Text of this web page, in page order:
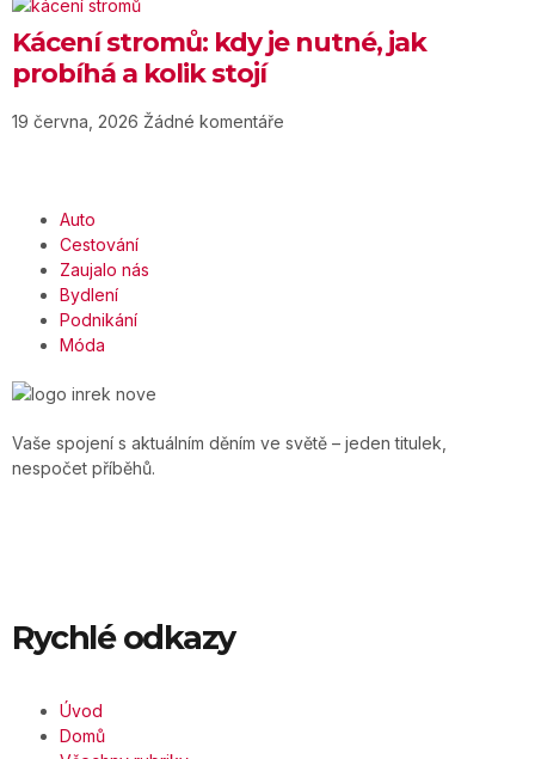
Kácení stromů: kdy je nutné, jak
probíhá a kolik stojí
19 června, 2026 Žádné komentáře
Auto
Cestování
Zaujalo nás
Bydlení
Podnikání
Móda
Vaše spojení s aktuálním děním ve světě – jeden titulek,
nespočet příběhů.
Rychlé odkazy
Úvod
Domů